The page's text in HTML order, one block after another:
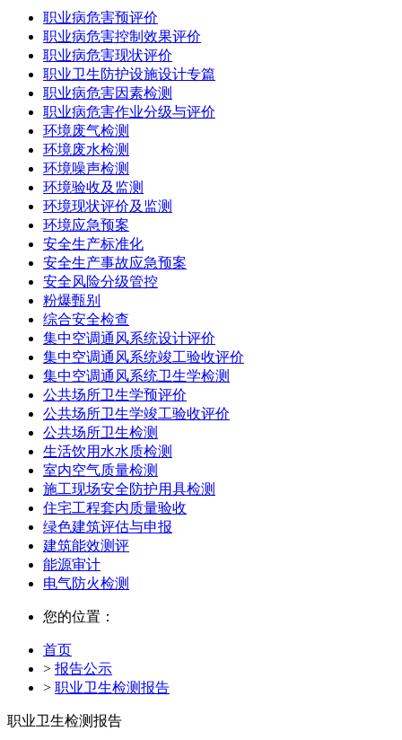
职业病危害预评价
职业病危害控制效果评价
职业病危害现状评价
职业卫生防护设施设计专篇
职业病危害因素检测
职业病危害作业分级与评价
环境废气检测
环境废水检测
环境噪声检测
环境验收及监测
环境现状评价及监测
环境应急预案
安全生产标准化
安全生产事故应急预案
安全风险分级管控
粉爆甄别
综合安全检查
集中空调通风系统设计评价
集中空调通风系统竣工验收评价
集中空调通风系统卫生学检测
公共场所卫生学预评价
公共场所卫生学竣工验收评价
公共场所卫生检测
生活饮用水水质检测
室内空气质量检测
施工现场安全防护用具检测
住宅工程套内质量验收
绿色建筑评估与申报
建筑能效测评
能源审计
电气防火检测
您的位置：
首页
> 报告公示
> 职业卫生检测报告
职业卫生检测报告